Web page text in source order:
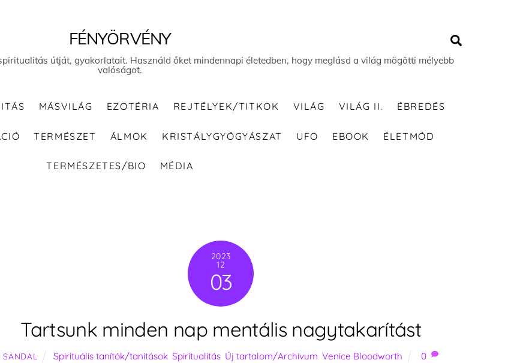
FÉNYÖRVÉNY
útját, gyakorlatait. Használd őket mindennapi életedben, hogy meglásd a világ mögötti mélyebb
valóságot.
MÁSVILÁG EZOTÉRIA REJTÉLYEK/TITKOK VILÁG VILÁG II. ÉBREDÉS
TERMÉSZET ÁLMOK KRISTÁLYGYÓGYÁSZAT UFO EBOOK ÉLETMÓD
TERMÉSZETES/BIO MÉDIA
2023
12
03
Tartsunk minden nap mentális nagytakarítást
SANDAL Spirituális tanítók/tanítások ,Spiritualitás Új tartalom/Archívum ,Venice Bloodworth 0